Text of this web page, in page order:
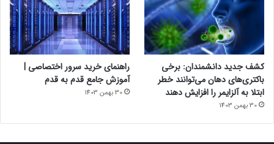
کشف جدید دانشمندان: برخی
باکتری‌های دهان می‌توانند خطر
ابتلا به آلزایمر را افزایش دهند
30 بهمن 1403
راهنمای خرید سرور اختصاصی |
آموزش جامع قدم به قدم
30 بهمن 1403